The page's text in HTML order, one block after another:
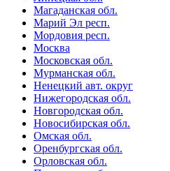
Магаданская обл.
Марий Эл респ.
Мордовия респ.
Москва
Московская обл.
Мурманская обл.
Ненецкий авт. округ
Нижегородская обл.
Новгородская обл.
Новосибирская обл.
Омская обл.
Оренбургская обл.
Орловская обл.